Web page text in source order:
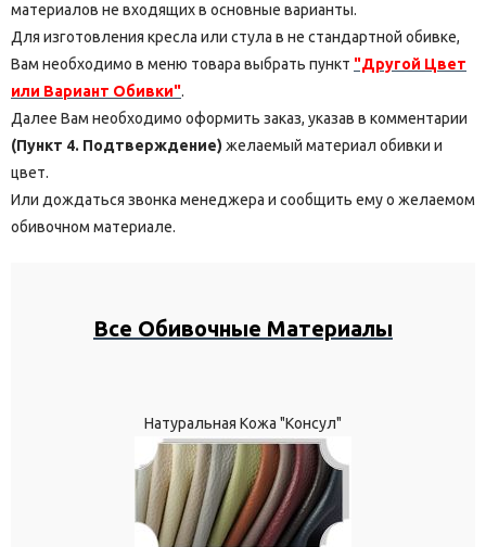
материалов не входящих в основные варианты.
Для изготовления кресла или стула в не стандартной обивке,
Вам необходимо в меню товара выбрать пункт "Другой Цвет
или Вариант Обивки".
Далее Вам необходимо оформить заказ, указав в комментарии
(Пункт 4. Подтверждение) желаемый материал обивки и
цвет.
Или дождаться звонка менеджера и сообщить ему о желаемом
обивочном материале.
Все Обивочные Материалы
Натуральная Кожа "Консул"